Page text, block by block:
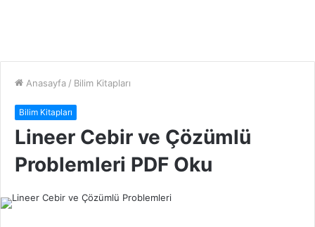
Anasayfa / Bilim Kitapları
Bilim Kitapları
Lineer Cebir ve Çözümlü
Problemleri PDF Oku